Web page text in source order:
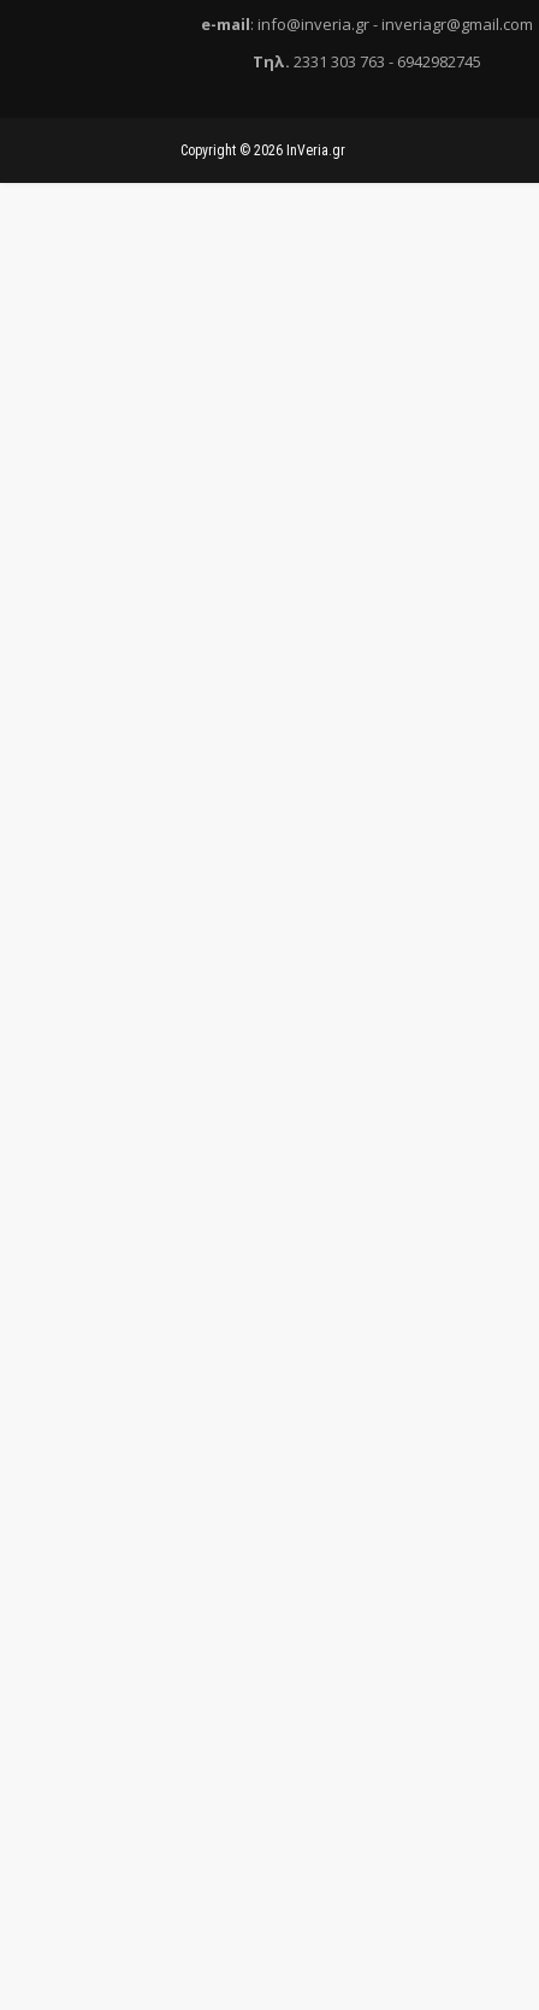
e-mail: info@inveria.gr- inveriagr@gmail.com
Τηλ. 2331 303 763 - 6942982745
Copyright © 2026 InVeria.gr